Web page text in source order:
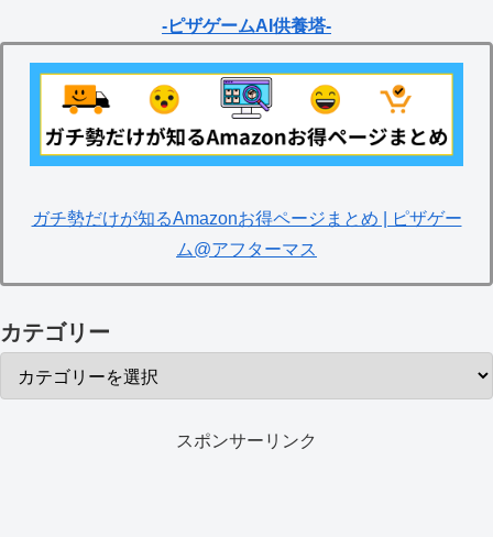
-ピザゲームAI供養塔-
ガチ勢だけが知るAmazonお得ページまとめ | ピザゲー
ム@アフターマス
カテゴリー
スポンサーリンク